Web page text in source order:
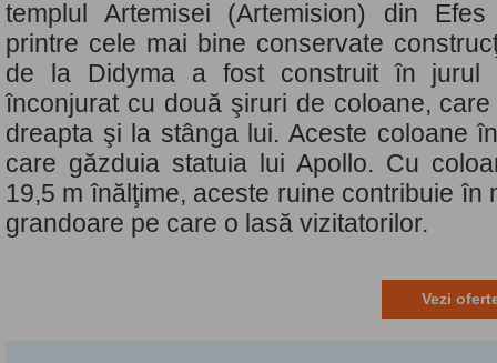
templul Artemisei (Artemision) din
printre cele mai bine conservate
de la Didyma a fost construit în
înconjurat cu două şiruri de coloane,
dreapta şi la stânga lui. Aceste coloane
care găzduia statuia lui Apollo. Cu
19,5 m înălţime, aceste ruine contribuie în
grandoare pe care o lasă vizitatorilor.
Vezi